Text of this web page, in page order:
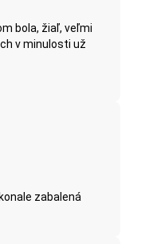
bola, žiaľ, veľmi
v minulosti už
zabalená